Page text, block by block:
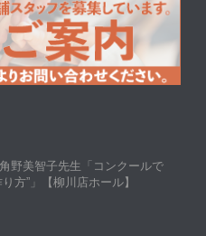
野美智子先生「コンクールで
方”」【柳川店ホール】